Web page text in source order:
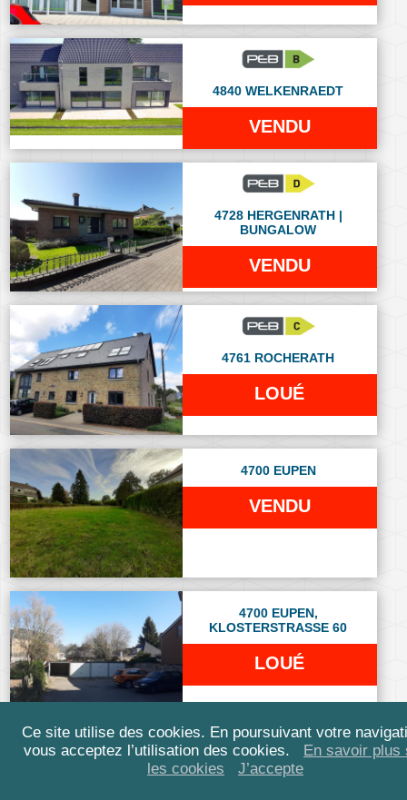
4840 WELKENRAEDT
VENDU
4728 HERGENRATH |
BUNGALOW
VENDU
4761 ROCHERATH
LOUÉ
4700 EUPEN
VENDU
4700 EUPEN,
KLOSTERSTRASSE 60
LOUÉ
Ce site utilise des cookies. En poursuivant votre
vous acceptez l’utilisation des cookies.
En savoir plus
les cookies
J’accepte